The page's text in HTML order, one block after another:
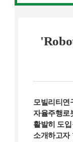
모빌리티연
자율주행로
활발히 도
소개하고자